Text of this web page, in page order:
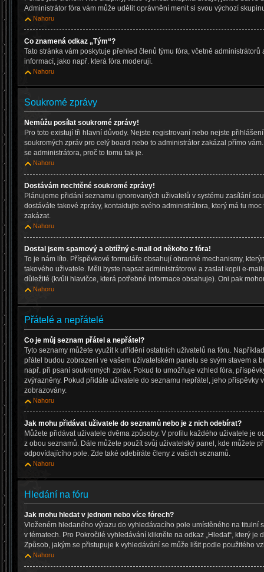
Administrátor fóra vám může udělit oprávnění menit si svou výchozí
Nahoru
Co znamená odkaz „Tým“?
Tato stránka vám poskytuje přehled členů týmu fóra, včetně
informací, jako např. která fóra moderují.
Nahoru
Soukromé zprávy
Nemůžu posílat soukromé zprávy!
Pro toto existují tři hlavní důvody. Nejste registrovaní nebo nejste
soukromých zpráv pro celý board nebo to administrátor zakázal přímo
se administrátora, proč to tomu tak je.
Nahoru
Dostávám nechtěné soukromé zprávy!
Plánujeme přidání seznamu ignorovaných uživatelů v systému zasílání
dostáváte takové zprávy, kontaktujte svého administrátora, který má tu
zakázat.
Nahoru
Dostal jsem spamový a obtížný e-mail od někoho z fóra!
To je nám líto. Příspěvkové formuláře obsahují obranné mechanismy,
takového uživatele. Měli byste napsat administrátorovi a zaslat kopii e-
důležité (kvůli hlavičce, která potřebné informace obsahuje). Oni pak
Nahoru
Přátelé a nepřátelé
Co je můj seznam přátel a nepřátel?
Tyto seznamy můžete využít k utřídění ostatních uživatelů na fóru.
přátel budou zobrazeni ve vašem uživatelském panelu se svým stavem a
např. při psaní soukromých zpráv. Pokud to umožňuje vzhled fóra,
zvýrazněny. Pokud přidáte uživatele do seznamu nepřátel, jeho příspěvky
zobrazovány.
Nahoru
Jak mohu přidávat uživatele do seznamů nebo je z nich odebírat?
Můžete přidávat uživatele dvěma způsoby. V profilu každého uživatele je
z obou seznamů. Dále můžete použít svůj uživatelský panel, kde můžete
odpovídajícího pole. Zde také odebíráte členy z vašich seznamů.
Nahoru
Hledání na fóru
Jak mohu hledat v jednom nebo více fórech?
Vloženém hledaného výrazu do vyhledávacího pole umístěného na titulní
v tématech. Pro Pokročilé vyhledávání klikněte na odkaz „Hledat“, který je
Způsob, jakým se přistupuje k vyhledávání se může lišit podle použitého
Nahoru